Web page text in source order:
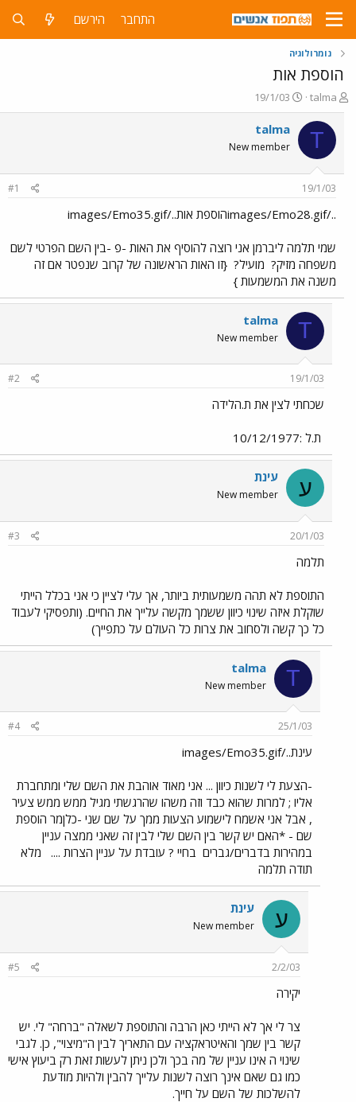
התחבר הירשם
נומרולוגיה
הוספת אות
פ
ו
ת
ח
ה
ש
talma
פ
ו
ר
ם
ר
19/1/03
T
talma
New member
19/1/03
#1
../images/Emo28.gifהוספת אות../images/Emo35.gif
שמי תלמה ליברמן אני רוצה להוסיף את האות -פ -בין השם הפרטי לשם
משפחה מזיק? מועיל? {זו האות הראשונה של קרוב שנפטר אם זה
משנה את המשמעות }
T
talma
New member
19/1/03
#2
שכחתי לצין את ת.הלידה
ת.ל :10/12/1977
ע עינת
New member
20/1/03
#3
תלמה
התוספת לא תהה משמעותית ביותר, אך עלי לציין כי אני בכלל הייתי
שוקלת איזה שינוי כיוון ששמך מקשה עלייך את החיים. (ותפסיקי לעבוד
כל כך קשה ולסחוב את צרות כל העולם על כתפייך)
T
talma
New member
25/1/03
#4
עינת../images/Emo35.gif
-הצעת לי לשנות כיוון ... אני מאוד אוהבת את השם שלי ומתחברת
אליו ; למרות שהוא כבד וזה משהו שהרגשתי מגיל ממש ממש צעיר
, אבל אני אשמח לישמוע הצעות ממך על שם שני -כלןמר הוספת
שם - *האם יש קשר בין השם שלי לבין זה שאני ממצה עניין
במהירות בדברים/גברים בחיי ? עובדת על עניין הצרות ....
מלא
תודה תלמה
ע עינת
New member
2/2/03
#5
יקירה
צר לי אך לא הייתי כאן הרבה והתוספת לשאלה "ברחה" לי. יש
קשר בין שמך והאיטראקציה עם התאריך לבין ה"מיצוי", כן. לגבי
שינוי ה אינו עניין של מה בכך ולכן ניתן לעשות זאת רק ביעוץ אישי
כמו גם שאם אינך רוצה לשנות עלייך להבין ולהיות מודעת
להשלכות של השם על חייך.